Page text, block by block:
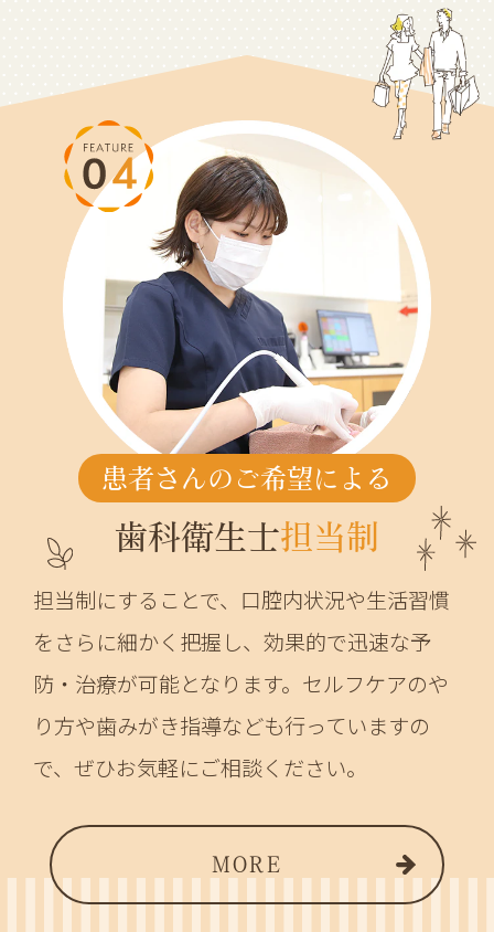
患者さんのご希望による
歯科衛生士担当制
担当制にすることで、口腔内状況や生活習慣
をさらに細かく把握し、効果的で迅速な予
防・治療が可能となります。セルフケアのや
り方や歯みがき指導なども行っていますの
で、ぜひお気軽にご相談ください。
MORE